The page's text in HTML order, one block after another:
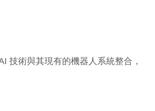
技術與其現有的機器人系統整合，